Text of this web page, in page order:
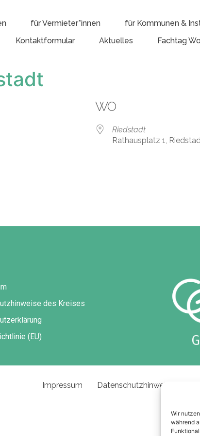
Wir
während
für Vermieter*innen
für Kommunen &
Kontaktformular Aktuelles Fachtag
WO
Riedstadt
Rathausplatz 1,
des Kreises
(EU)
Impressum Datenschutzhinweise des